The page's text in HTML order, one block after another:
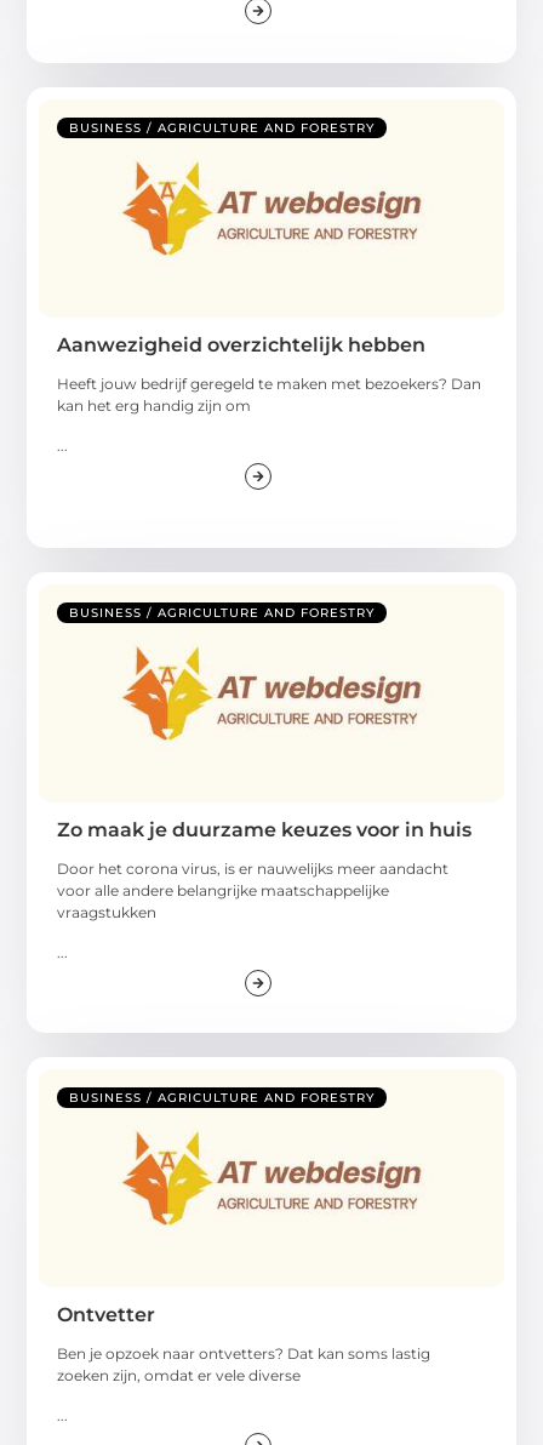
BUSINESS / AGRICULTURE AND FORESTRY
Aanwezigheid overzichtelijk hebben
Heeft jouw bedrijf geregeld te maken met bezoekers? Dan
kan het erg handig zijn om
BUSINESS / AGRICULTURE AND FORESTRY
Zo maak je duurzame keuzes voor in huis
Door het corona virus, is er nauwelijks meer aandacht
voor alle andere belangrijke maatschappelijke
vraagstukken
BUSINESS / AGRICULTURE AND FORESTRY
Ontvetter
Ben je opzoek naar ontvetters? Dat kan soms lastig
zoeken zijn, omdat er vele diverse